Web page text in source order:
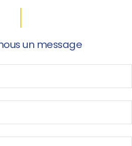
un message